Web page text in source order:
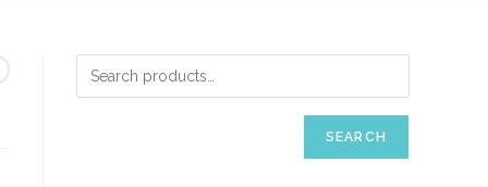
SEARCH
SEARCH